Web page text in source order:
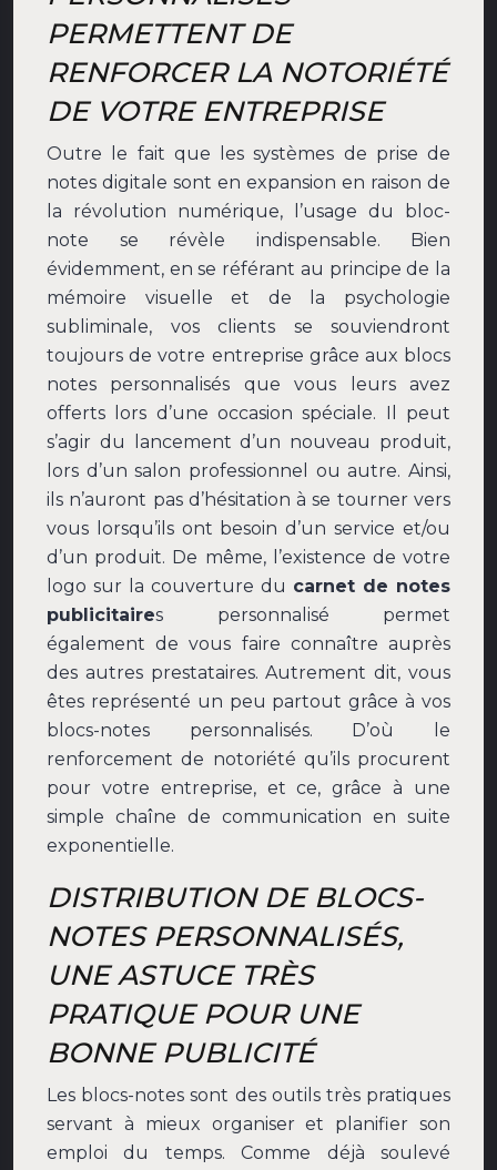
PERMETTENT DE
RENFORCER LA NOTORIÉTÉ
DE VOTRE ENTREPRISE
Outre le fait que les systèmes de prise de
notes digitale sont en expansion en raison de
la révolution numérique, l’usage du bloc-
note se révèle indispensable. Bien
évidemment, en se référant au principe de la
mémoire visuelle et de la psychologie
subliminale, vos clients se souviendront
toujours de votre entreprise grâce aux blocs
notes personnalisés que vous leurs avez
offerts lors d’une occasion spéciale. Il peut
s’agir du lancement d’un nouveau produit,
lors d’un salon professionnel ou autre. Ainsi,
ils n’auront pas d’hésitation à se tourner vers
vous lorsqu’ils ont besoin d’un service et/ou
d’un produit. De même, l’existence de votre
logo sur la couverture du carnet de notes
publicitaires personnalisé permet
également de vous faire connaître auprès
des autres prestataires. Autrement dit, vous
êtes représenté un peu partout grâce à vos
blocs-notes personnalisés. D’où le
renforcement de notoriété qu’ils procurent
pour votre entreprise, et ce, grâce à une
simple chaîne de communication en suite
exponentielle.
DISTRIBUTION DE BLOCS-
NOTES PERSONNALISÉS,
UNE ASTUCE TRÈS
PRATIQUE POUR UNE
BONNE PUBLICITÉ
Les blocs-notes sont des outils très pratiques
servant à mieux organiser et planifier son
emploi du temps. Comme déjà soulevé